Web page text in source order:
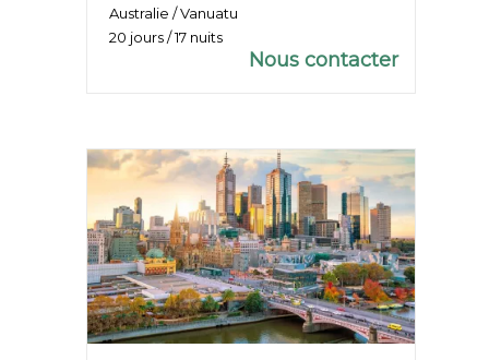
Australie / Vanuatu
20 jours / 17 nuits
Nous contacter